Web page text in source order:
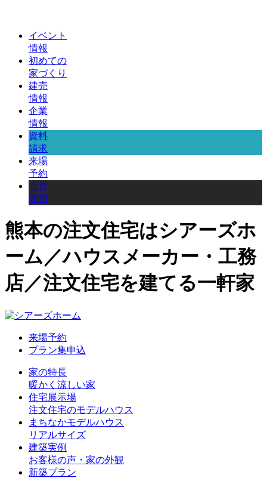
イベント
情報
初めての
家づくり
建売
情報
企業
情報
資料
請求
来場
予約
会員
専用
熊本の注文住宅はシアーズホ
ーム／ハウスメーカー・工務
店／注文住宅を建てる一軒家
来場予約
プラン集申込
家の特長
暖かく涼しい家
住宅展示場
注文住宅のモデルハウス
まちなかモデルハウス
リアルサイズ
建築実例
お客様の声・家の外観
新築プラン